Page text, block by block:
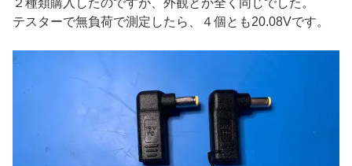
２種類購入したのですが、外観とか全く同じでした。
テスターで無負荷で測定したら、４個とも20.08Vです。